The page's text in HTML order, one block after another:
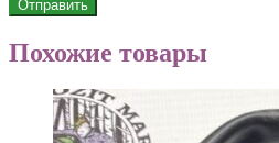
Похожие товары